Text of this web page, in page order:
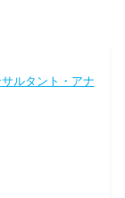
サルタント・アナ